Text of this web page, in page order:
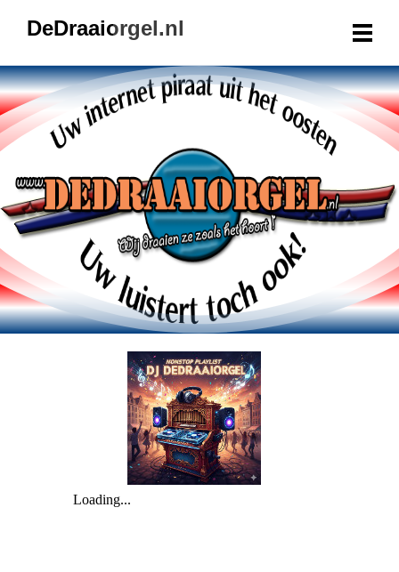
DeDraaiorgel.nl